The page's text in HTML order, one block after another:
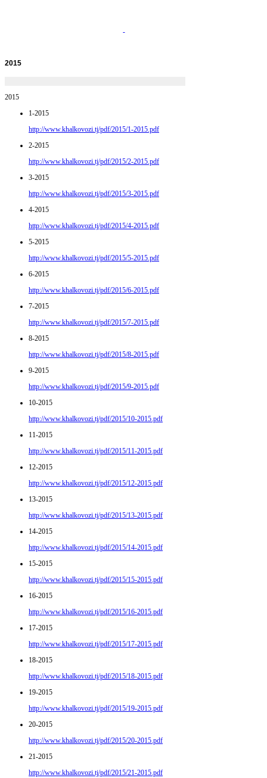
2015
2015
1-2015
http://www.khalkovozi.tj/pdf/2015/1-2015.pdf
2-2015
http://www.khalkovozi.tj/pdf/2015/2-2015.pdf
3-2015
http://www.khalkovozi.tj/pdf/2015/3-2015.pdf
4-2015
http://www.khalkovozi.tj/pdf/2015/4-2015.pdf
5-2015
http://www.khalkovozi.tj/pdf/2015/5-2015.pdf
6-2015
http://www.khalkovozi.tj/pdf/2015/6-2015.pdf
7-2015
http://www.khalkovozi.tj/pdf/2015/7-2015.pdf
8-2015
http://www.khalkovozi.tj/pdf/2015/8-2015.pdf
9-2015
http://www.khalkovozi.tj/pdf/2015/9-2015.pdf
10-2015
http://www.khalkovozi.tj/pdf/2015/10-2015.pdf
11-2015
http://www.khalkovozi.tj/pdf/2015/11-2015.pdf
12-2015
http://www.khalkovozi.tj/pdf/2015/12-2015.pdf
13-2015
http://www.khalkovozi.tj/pdf/2015/13-2015.pdf
14-2015
http://www.khalkovozi.tj/pdf/2015/14-2015.pdf
15-2015
http://www.khalkovozi.tj/pdf/2015/15-2015.pdf
16-2015
http://www.khalkovozi.tj/pdf/2015/16-2015.pdf
17-2015
http://www.khalkovozi.tj/pdf/2015/17-2015.pdf
18-2015
http://www.khalkovozi.tj/pdf/2015/18-2015.pdf
19-2015
http://www.khalkovozi.tj/pdf/2015/19-2015.pdf
20-2015
http://www.khalkovozi.tj/pdf/2015/20-2015.pdf
21-2015
http://www.khalkovozi.tj/pdf/2015/21-2015.pdf